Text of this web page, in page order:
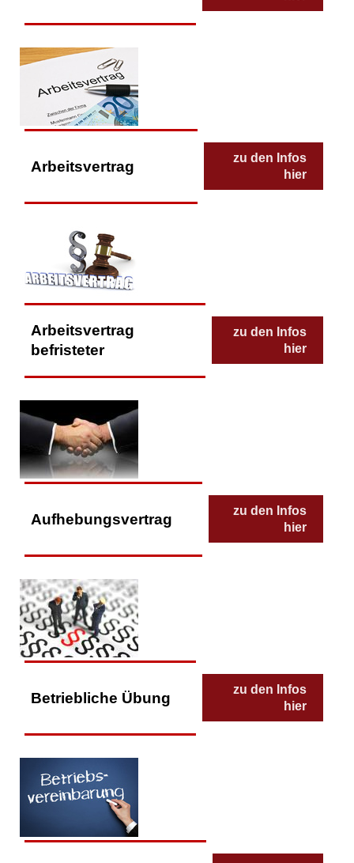
Arbeitsvertrag
zu den Infos
hier
Arbeitsvertrag
befristeter
zu den Infos
hier
Aufhebungsvertrag
zu den Infos
hier
Betriebliche Übung
zu den Infos
hier